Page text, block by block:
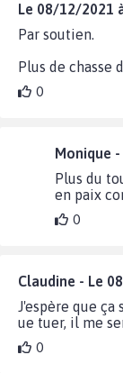
Le 08/12/2021
Par soutien.
Plus de chasse
0
Monique
Plus du
en paix
0
Claudine - Le
J'espère que ça
ue tuer, il me
0